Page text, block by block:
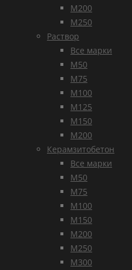
М200
М250
Раствор
Все марки
М50
М75
М100
М125
М150
М200
Керамзитобетон
Все марки
М50
М75
М100
М150
М200
М250
М300